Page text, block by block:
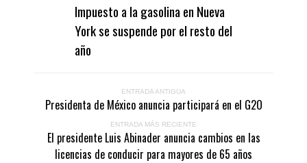
Impuesto a la gasolina en Nueva
York se suspende por el resto del
año
ENTRADA ANTIGUA
Presidenta de México anuncia participará en el G2O
ENTRADA MÁS RECIENTE
El presidente Luis Abinader anuncia cambios en las
licencias de conducir para mayores de 65 años